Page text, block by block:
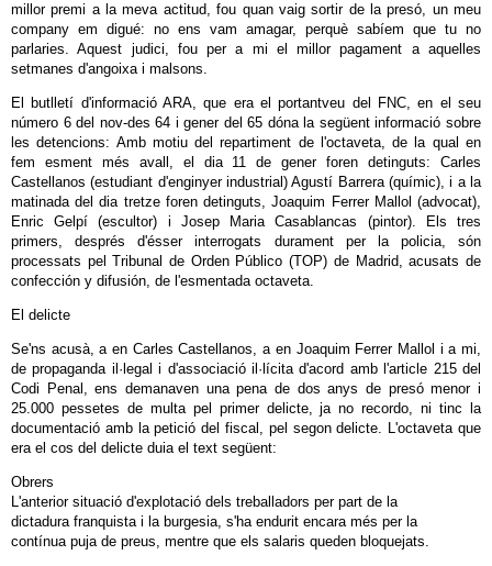
millor premi a la meva actitud, fou quan vaig sortir de la presó, un meu
company em digué: no ens vam amagar, perquè sabíem que tu no
parlaries. Aquest judici, fou per a mi el millor pagament a aquelles
setmanes d'angoixa i malsons.
El butlletí d'informació ARA, que era el portantveu del FNC, en el seu
número 6 del nov-des 64 i gener del 65 dóna la següent informació sobre
les detencions: Amb motiu del repartiment de l'octaveta, de la qual en
fem esment més avall, el dia 11 de gener foren detinguts: Carles
Castellanos (estudiant d'enginyer industrial) Agustí Barrera (químic), i a la
matinada del dia tretze foren detinguts, Joaquim Ferrer Mallol (advocat),
Enric Gelpí (escultor) i Josep Maria Casablancas (pintor). Els tres
primers, després d'ésser interrogats durament per la policia, són
processats pel Tribunal de Orden Público (TOP) de Madrid, acusats de
confección y difusión, de l'esmentada octaveta.
El delicte
Se'ns acusà, a en Carles Castellanos, a en Joaquim Ferrer Mallol i a mi,
de propaganda il·legal i d'associació il·lícita d'acord amb l'article 215 del
Codi Penal, ens demanaven una pena de dos anys de presó menor i
25.000 pessetes de multa pel primer delicte, ja no recordo, ni tinc la
documentació amb la petició del fiscal, pel segon delicte. L'octaveta que
era el cos del delicte duia el text següent:
Obrers
L'anterior situació d'explotació dels treballadors per part de la
dictadura franquista i la burgesia, s'ha endurit encara més per la
contínua puja de preus, mentre que els salaris queden bloquejats.